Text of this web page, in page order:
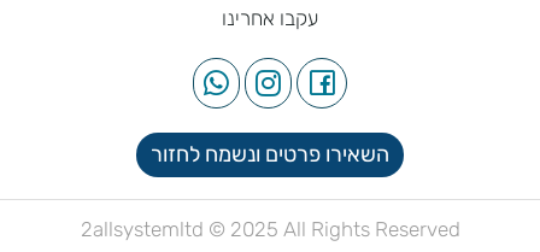
עקבו אחרינו
השאירו פרטים ונשמח לחזור
2allsystemltd © 2025 All Rights Reserved